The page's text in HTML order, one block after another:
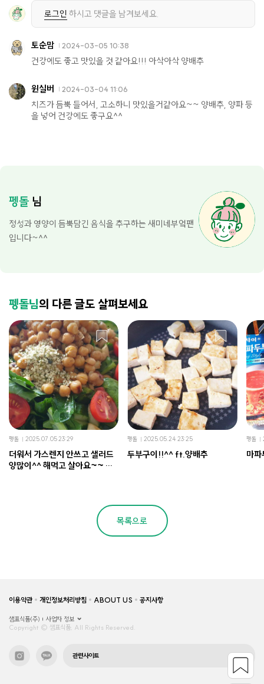
로그인 하시고 댓글을 남겨보세요.
토순맘 2024-03-05 10:38
건강에도 좋고 맛있을 것 같아요!!! 아삭아삭 양배추
윈실버 2024-03-04 11:06
치즈가 듬뿍 들어서, 고소하니 맛있을거같아요~~ 양배추, 양파 등
을 넣어 건강에도 좋구요^^
펭돌 님
정성과 영양이 듬뿍담긴 음식을 추구하는 새미네부엌팬
입니다~^^
펭돌님의 다른 글도 살펴보세요
펭돌 2025.07.05 23:29
더워서 가스렌지 안쓰고 샐러드
양많이^^ 해먹고 살아요~~ 호
펭돌 2025.05.24 23:25
두부구이!!^^ ft.양배추
펭돌
마
목록으로
이용약관 개인정보처리방침 ABOUT US 공지사항
샘표식품(주)
사업자 정보
Copyright © 샘표식품, All Rights Reserved.
관련사이트